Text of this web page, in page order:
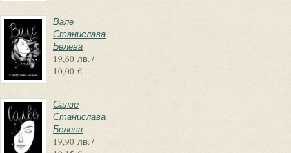
Вале
Станислава
Белева
19,60 лв. /
10,00 €
Салве
Станислава
Белева
19,90 лв. /